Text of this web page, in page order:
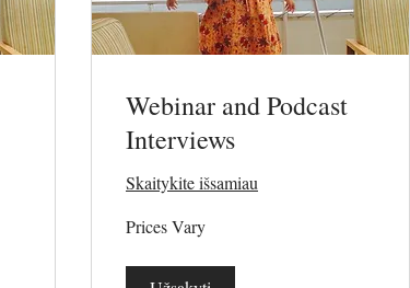
Webinar and Podcast
Interviews
Skaitykite išsamiau
Vary
Prices Vary